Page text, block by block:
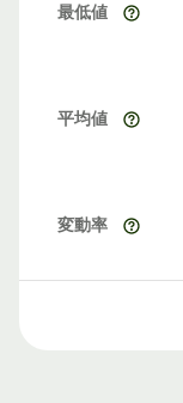
最低値
平均値
変動率